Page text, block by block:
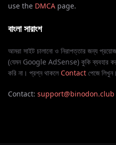
use the DMCA page.
বাংলা সারাংশ
আমরা সাইট চালানো ও নিরাপত্তার জন্য
(যেমন Google AdSense) কুকি ব্যবহার
করি না। প্রশ্ন থাকলে Contact পেজে লিখুন।
Contact: support@binodon.club